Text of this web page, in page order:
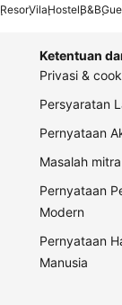
ResorVilaHostelB&B
Ketentuan
Privasi &
Persyaratan
Pernyataan
Masalah mitra
Pernyataan
Modern
Pernyataan
Manusia